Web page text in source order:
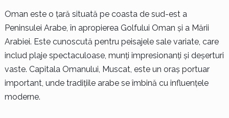
Oman este o țară situată pe coasta de sud-est a
Peninsulei Arabe, în apropierea Golfului Oman și a Mării
Arabiei. Este cunoscută pentru peisajele sale variate, care
includ plaje spectaculoase, munți impresionanți și deșerturi
vaste. Capitala Omanului, Muscat, este un oraș portuar
important, unde tradițiile arabe se îmbină cu influențele
moderne.